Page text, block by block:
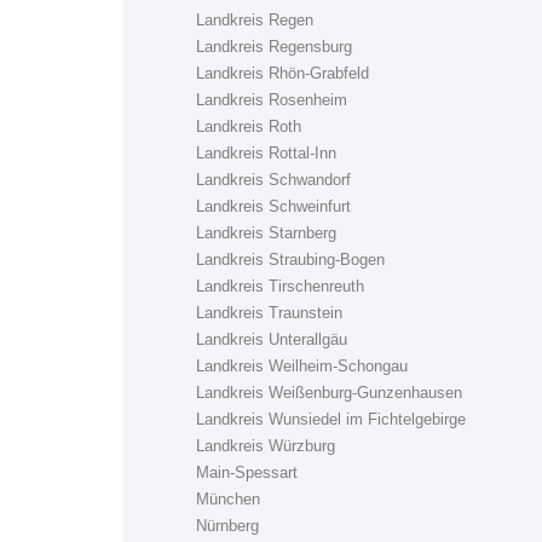
Landkreis Regen
Landkreis Regensburg
Landkreis Rhön-Grabfeld
Landkreis Rosenheim
Landkreis Roth
Landkreis Rottal-Inn
Landkreis Schwandorf
Landkreis Schweinfurt
Landkreis Starnberg
Landkreis Straubing-Bogen
Landkreis Tirschenreuth
Landkreis Traunstein
Landkreis Unterallgäu
Landkreis Weilheim-Schongau
Landkreis Weißenburg-Gunzenhausen
Landkreis Wunsiedel im Fichtelgebirge
Landkreis Würzburg
Main-Spessart
München
Nürnberg